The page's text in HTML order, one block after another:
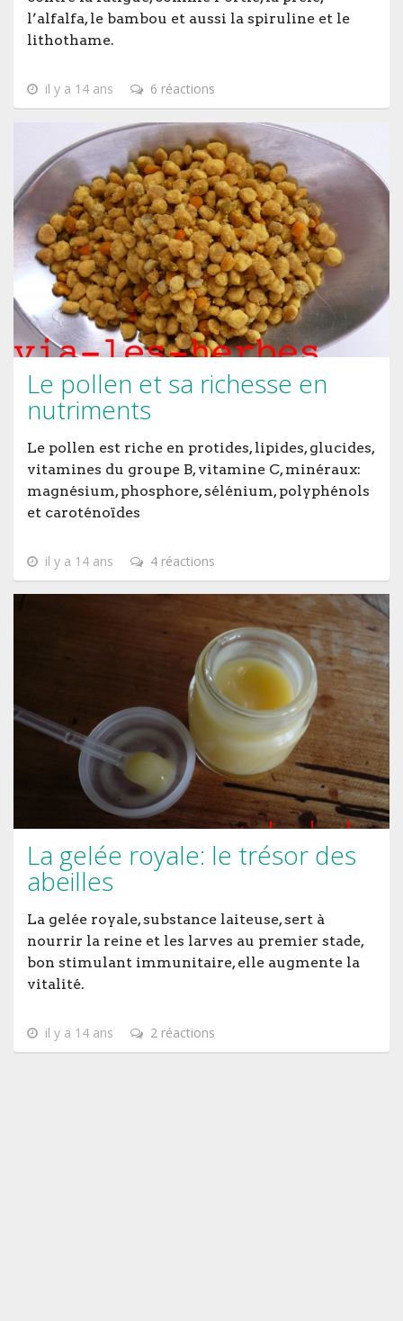
l’alfalfa, le bambou et aussi la spiruline et le
lithothame.
il y a 14 ans 6 réactions
Le pollen et sa richesse en
nutriments
Le pollen est riche en protides, lipides, glucides,
vitamines du groupe B, vitamine C, minéraux:
magnésium, phosphore, sélénium, polyphénols
et caroténoïdes
il y a 14 ans 4 réactions
La gelée royale: le trésor des
abeilles
La gelée royale, substance laiteuse, sert à
nourrir la reine et les larves au premier stade,
bon stimulant immunitaire, elle augmente la
vitalité.
il y a 14 ans 2 réactions